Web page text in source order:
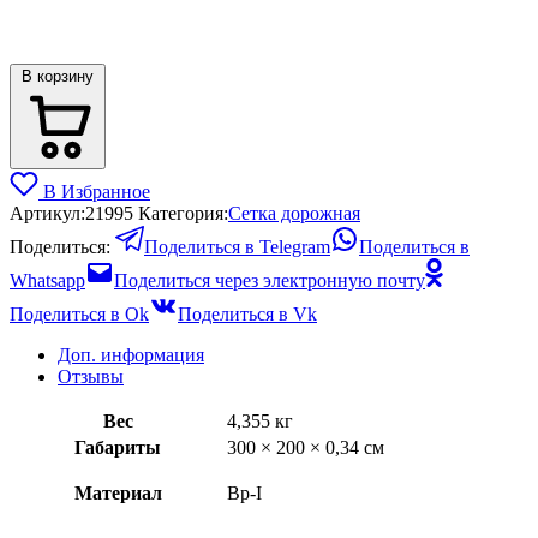
В корзину
В Избранное
Артикул:21995 Категория:Сетка дорожная
Поделиться:
Поделиться в Telegram
Поделиться в
Whatsapp
Поделиться через электронную почту
Поделиться в Ok
Поделиться в Vk
Доп. информация
Отзывы
Вес
4,355 кг
Габариты
300 × 200 × 0,34 см
Материал Вр-I